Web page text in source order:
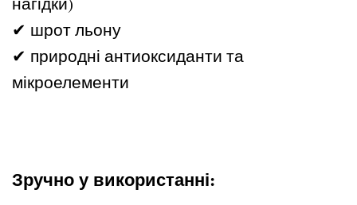
✔ шрот льону
✔ природні антиоксиданти та
мікроелементи
Зручно у використанні: